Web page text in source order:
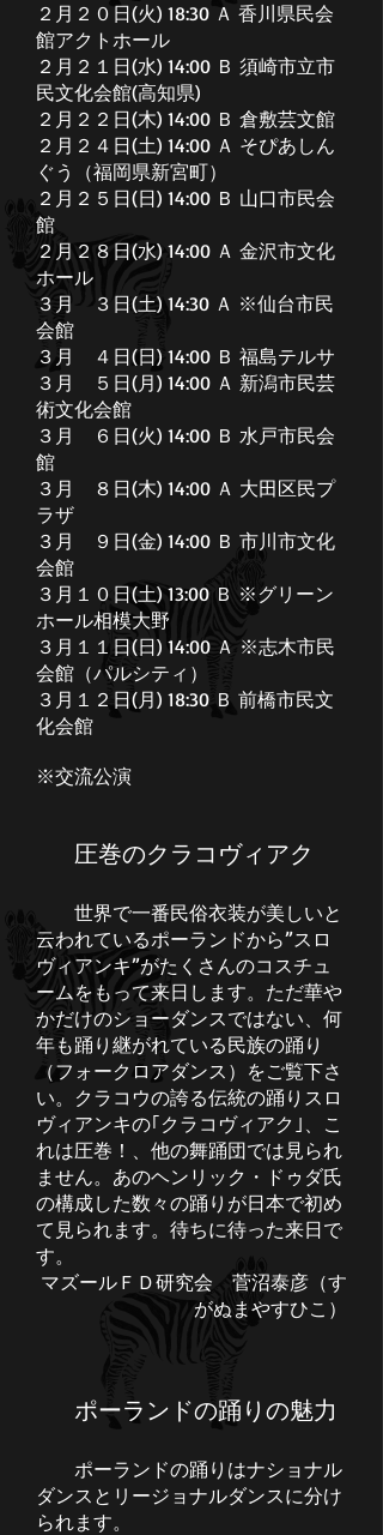
２月２０日(火) 18:30 Ａ 香川県民会
館アクトホール
２月２１日(水) 14:00 Ｂ 須崎市立市
民文化会館(高知県)
２月２２日(木) 14:00 Ｂ 倉敷芸文館
２月２４日(土) 14:00 Ａ そぴあしん
ぐう（福岡県新宮町）
２月２５日(日) 14:00 Ｂ 山口市民会
館
２月２８日(水) 14:00 Ａ 金沢市文化
ホール
３月 ３日(土) 14:30 Ａ ※仙台市民
会館
３月 ４日(日) 14:00 Ｂ 福島テルサ
３月 ５日(月) 14:00 Ａ 新潟市民芸
術文化会館
３月 ６日(火) 14:00 Ｂ 水戸市民会
館
３月 ８日(木) 14:00 Ａ 大田区民プ
ラザ
３月 ９日(金) 14:00 Ｂ 市川市文化
会館
３月１０日(土) 13:00 Ｂ ※グリーン
ホール相模大野
３月１１日(日) 14:00 Ａ ※志木市民
会館（パルシティ）
３月１２日(月) 18:30 Ｂ 前橋市民文
化会館
※交流公演
圧巻のクラコヴィアク
世界で一番民俗衣装が美しいと
云われているポーランドから”スロ
ヴィアンキ”がたくさんのコスチュ
ームをもって来日します。ただ華や
かだけのショーダンスではない、何
年も踊り継がれている民族の踊り
（フォークロアダンス）をご覧下さ
い。クラコウの誇る伝統の踊りスロ
ヴィアンキの｢クラコヴィアク｣、こ
れは圧巻！、他の舞踊団では見られ
ません。あのヘンリック・ドゥダ氏
の構成した数々の踊りが日本で初め
て見られます。待ちに待った来日で
す。
マズールＦＤ研究会 菅沼泰彦（す
がぬまやすひこ）
ポーランドの踊りの魅力
ポーランドの踊りはナショナル
ダンスとリージョナルダンスに分け
られます。